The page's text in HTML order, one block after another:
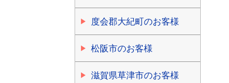
度会郡大紀町のお客様
松阪市のお客様
滋賀県草津市のお客様